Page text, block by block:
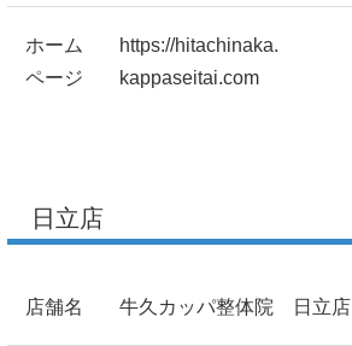
ホーム
ページ
https://hitachinaka.
kappaseitai.com
日立店
店舗名 牛久カッパ整体院 日立店